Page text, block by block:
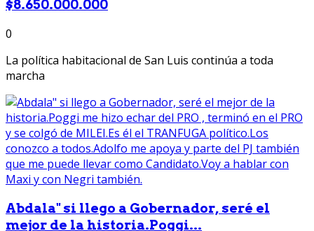
$8.650.000.000
0
La política habitacional de San Luis continúa a toda
marcha
Abdala" si llego a Gobernador, seré el
mejor de la historia.Poggi...